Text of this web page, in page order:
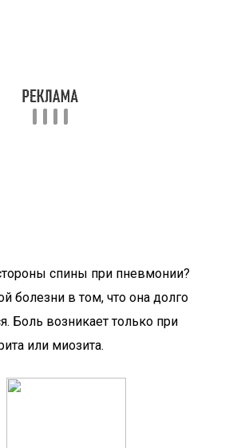
спины при пневмонии?
болезни в том, что она долго
Боль возникает только при
или миозита.